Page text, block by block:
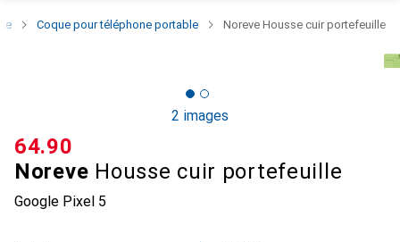
Coque pour téléphone portable Noreve Housse cuir portefeuille
2 images
Noreve Housse cuir portefeuille
Google Pixel 5
CHF
64.90